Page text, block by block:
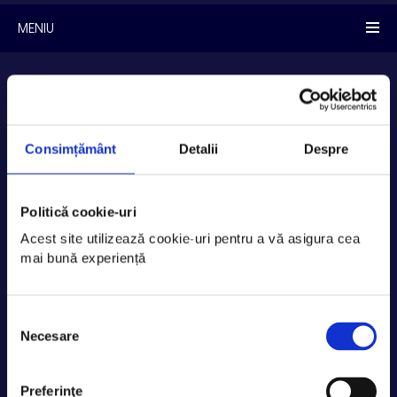
Consimțământ Detalii Despre
Politică cookie-uri
Acest site utilizează cookie-uri pentru a vă asigura cea
mai bună experiență
consimțământului
Necesare
Preferinţe
MENIU